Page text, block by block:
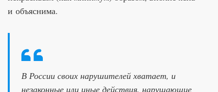
и объяснима.
В России своих нарушителей хватает, и
незаконные или иные действия, нарушающие